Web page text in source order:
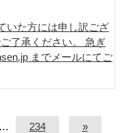
いた方には申し訳ござ
了承ください。 急ぎ
までメールにてご
… 234 »